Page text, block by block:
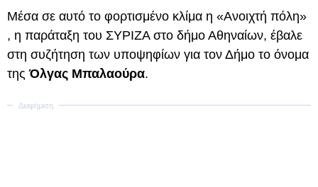
Μέσα σε αυτό το φορτισμένο κλίμα η «Ανοιχτή πόλη»
, η παράταξη του ΣΥΡΙΖΑ στο δήμο Αθηναίων, έβαλε
στη συζήτηση των υποψηφίων για τον Δήμο το όνομα
τηςΌλγας Μπαλαούρα.